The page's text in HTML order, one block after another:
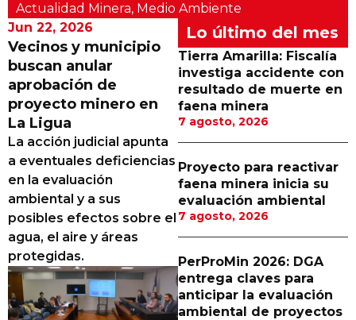
Minería Superficie
Minerí­a Subterránea
Proveedores
Canal Digital
Columnas de Opinión
Designaciones
Calendario de Eventos
Revistas Digital
Siguenos
Actualidad Minera, Medio Ambiente
Jun 22, 2026
Vecinos y municipio
buscan anular
aprobación de
proyecto minero en
La Ligua
La acción judicial apunta
a eventuales deficiencias
en la evaluación
ambiental y a sus
posibles efectos sobre el
agua, el aire y áreas
protegidas.
Lo último del mes
Tierra Amarilla: Fiscalía
investiga accidente con
resultado de muerte en
faena minera
7 agosto, 2026
Proyecto para reactivar
faena minera inicia su
evaluación ambiental
7 agosto, 2026
PerProMin 2026: DGA
entrega claves para
anticipar la evaluación
ambiental de proyectos